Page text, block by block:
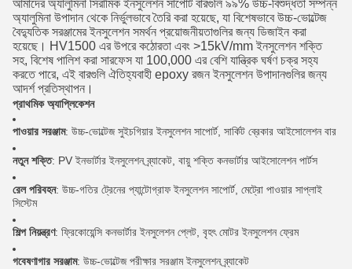
আমাদের অ্যালুমিনা সিরামিক ইনসুলেশন সাপোর্ট বারগুলি ৯৯% উচ্চ-বিশুদ্ধতা সম্পন্ন
অ্যালুমিনা উপাদান থেকে নির্ভুলভাবে তৈরি করা হয়েছে, যা বিশেষভাবে উচ্চ-ভোল্টেজ
বৈদ্যুতিক সরঞ্জামের ইনসুলেশন সমর্থন প্রয়োজনীয়তাগুলির জন্য ডিজাইন করা
হয়েছে। HV1500 এর উপরে কঠোরতা এবং >15kV/mm ইনসুলেশন শক্তি
সহ, বিশেষ পালিশ করা সারফেস যা 100,000 এর বেশি যান্ত্রিক ঘর্ষণ চক্র সহ্য
করতে পারে, এই বারগুলি ঐতিহ্যবাহী epoxy রজন ইনসুলেশন উপাদানগুলির জন্য
আদর্শ প্রতিস্থাপন।
প্রাথমিক অ্যাপ্লিকেশন
পাওয়ার সরঞ্জাম: উচ্চ-ভোল্টেজ সুইচগিয়ার ইনসুলেশন সাপোর্ট, সার্কিট ব্রেকার আইসোলেশন বার
নতুন শক্তি: PV ইনভার্টার ইনসুলেশন ব্র্যাকেট, বায়ু শক্তি কনভার্টার আইসোলেশন পার্টস
রেল পরিবহন: উচ্চ-গতির ট্রেনের প্যান্টোগ্রাফ ইনসুলেশন সাপোর্ট, মেট্রো পাওয়ার সাপ্লাই
সিস্টেম
শিল্প নিয়ন্ত্রণ: ফ্রিকোয়েন্সি কনভার্টার ইনসুলেশন প্লেট, বৃহৎ মোটর ইনসুলেশন ফ্রেম
গবেষণাগার সরঞ্জাম: উচ্চ-ভোল্টেজ পরীক্ষার সরঞ্জাম ইনসুলেশন ব্র্যাকেট